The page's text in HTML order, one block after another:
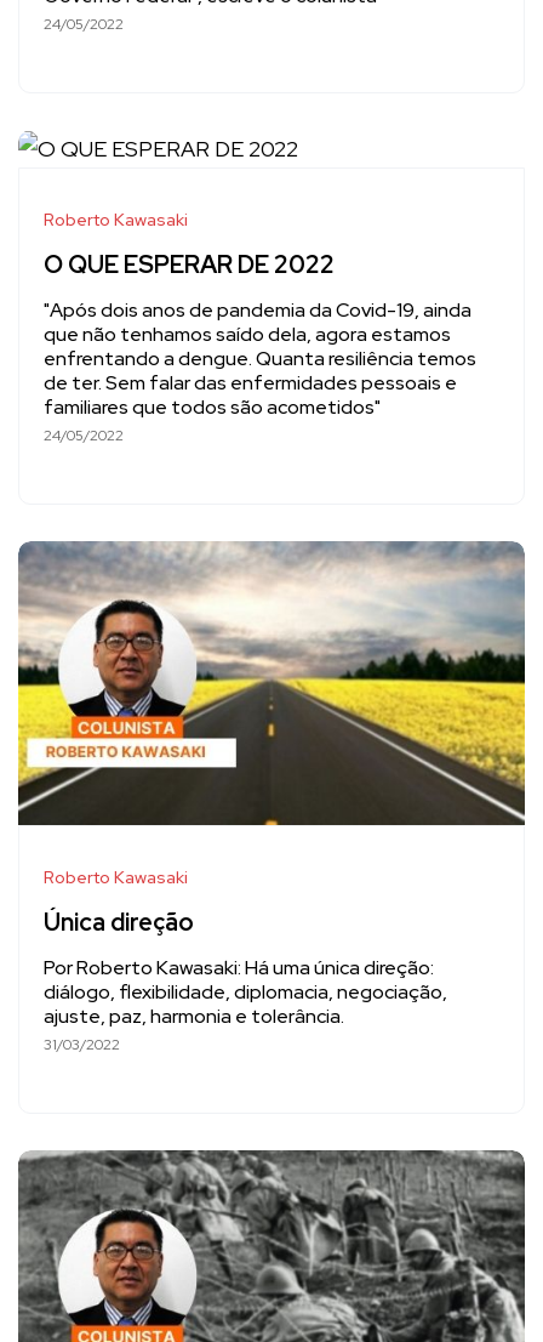
24/05/2022
Roberto Kawasaki
O QUE ESPERAR DE 2022
"Após dois anos de pandemia da Covid-19, ainda
que não tenhamos saído dela, agora estamos
enfrentando a dengue. Quanta resiliência temos
de ter. Sem falar das enfermidades pessoais e
familiares que todos são acometidos"
24/05/2022
Roberto Kawasaki
Única direção
Por Roberto Kawasaki: Há uma única direção:
diálogo, flexibilidade, diplomacia, negociação,
ajuste, paz, harmonia e tolerância.
31/03/2022